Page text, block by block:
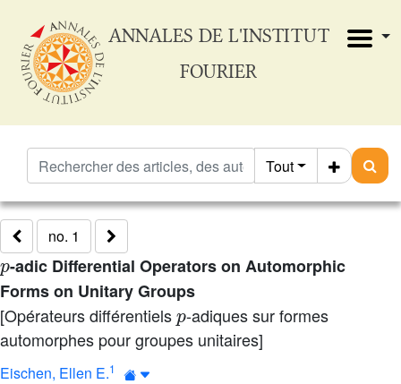
ANNALES DE L'INSTITUT
FOURIER
Tout
no. 1
p
-adic Differential Operators on Automorphic
Forms on Unitary Groups
[Opérateurs différentiels p-adiques sur formes
automorphes pour groupes unitaires]
Eischen, Ellen E.1